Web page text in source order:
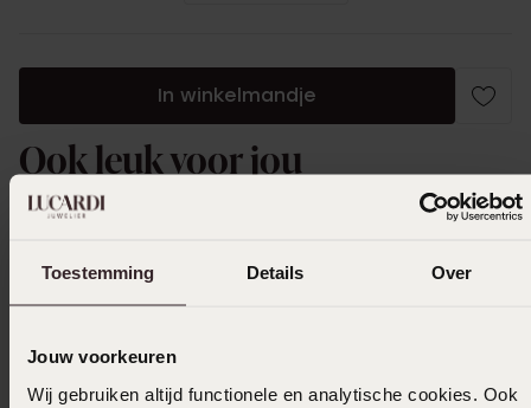
Toestemming Details Over
Jouw voorkeuren
Wij gebruiken altijd functionele en analytische cookies. Ook
In winkelmandje
Ook leuk voor jou